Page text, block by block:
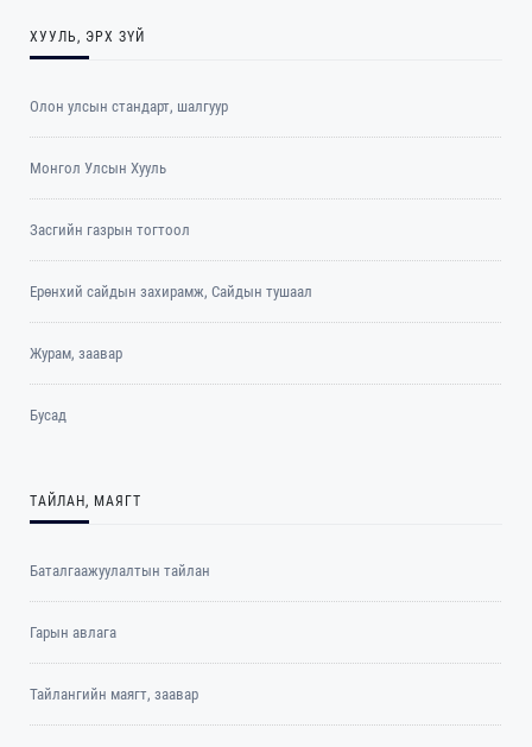
ХУУЛЬ, ЭРХ ЗҮЙ
Олон улсын стандарт, шалгуур
Монгол Улсын Хууль
Засгийн газрын тогтоол
Ерөнхий сайдын захирамж, Сайдын тушаал
Журам, заавар
Бусад
ТАЙЛАН, МАЯГТ
Баталгаажуулалтын тайлан
Гарын авлага
Тайлангийн маягт, заавар